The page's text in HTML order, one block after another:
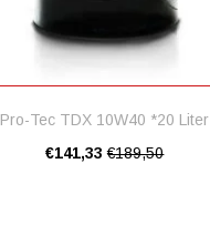
Pro-Tec TDX 10W40 *20 Liter
€141,33€189,50